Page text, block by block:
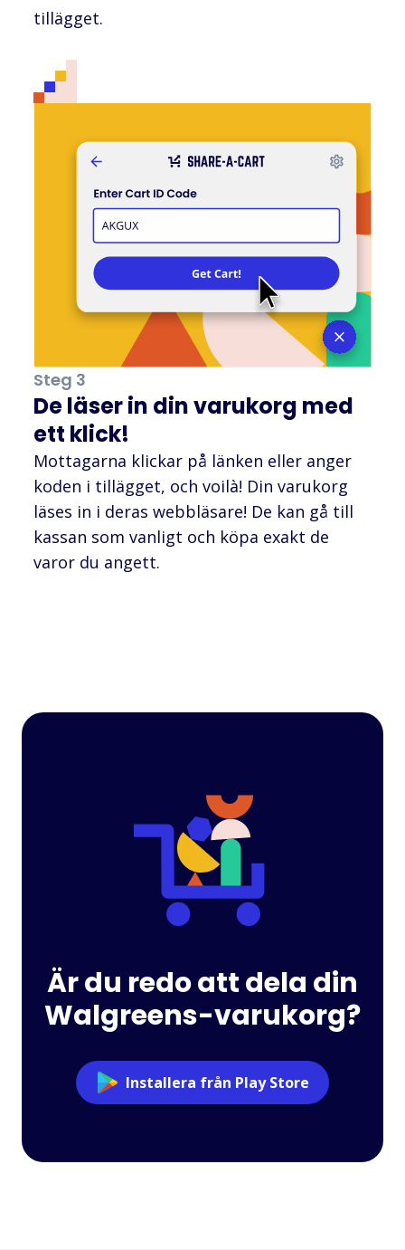
tillägget.
Steg 3
De läser in din varukorg med
ett klick!
Mottagarna klickar på länken eller anger
koden i tillägget, och voilà! Din varukorg
läses in i deras webbläsare! De kan gå till
kassan som vanligt och köpa exakt de
varor du angett.
Är du redo att dela din
Walgreens-varukorg?
Installera från Play Store